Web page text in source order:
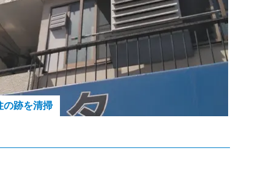
の跡を清掃